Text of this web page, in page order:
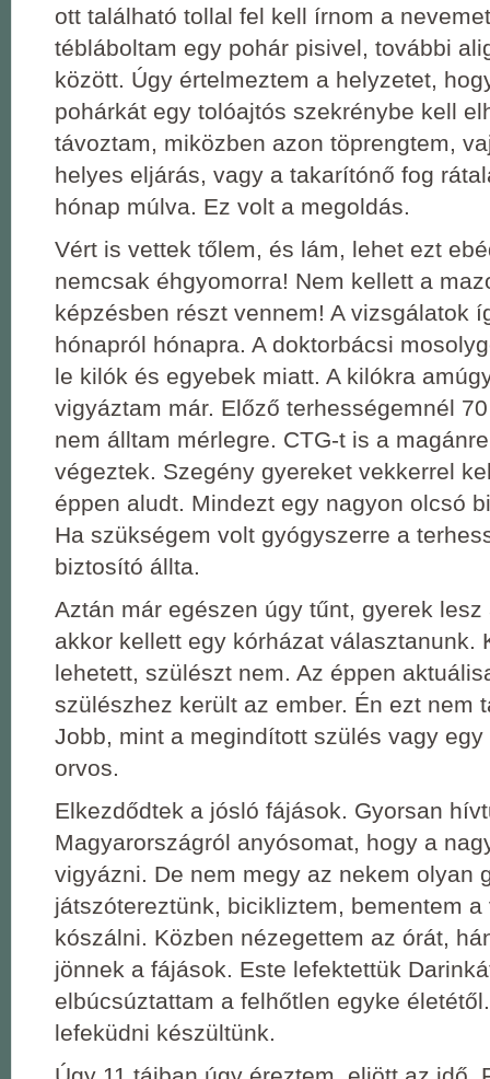
ott található tollal fel kell írnom a
tébláboltam egy pohár pisivel, további
között. Úgy értelmeztem a helyzetet,
pohárkát egy tolóajtós szekrénybe kell
távoztam, miközben azon töprengtem,
helyes eljárás, vagy a takarítónő fog
hónap múlva. Ez volt a megoldás.
Vért is vettek tőlem, és lám, lehet ezt
nemcsak éhgyomorra! Nem kellett a
képzésben részt vennem! A vizsgálatok
hónapról hónapra. A doktorbácsi
le kilók és egyebek miatt. A kilókra
vigyáztam már. Előző terhességemnél
nem álltam mérlegre. CTG-t is a
végeztek. Szegény gyereket vekkerrel
éppen aludt. Mindezt egy nagyon olcsó
Ha szükségem volt gyógyszerre a
biztosító állta.
Aztán már egészen úgy tűnt, gyerek
akkor kellett egy kórházat választanunk.
lehetett, szülészt nem. Az éppen
szülészhez került az ember. Én ezt nem
Jobb, mint a megindított szülés vagy egy
orvos.
Elkezdődtek a jósló fájások. Gyorsan
Magyarországról anyósomat, hogy a
vigyázni. De nem megy az nekem olyan
játszótereztünk, bicikliztem, bementem a
kószálni. Közben nézegettem az órát,
jönnek a fájások. Este lefektettük
elbúcsúztattam a felhőtlen egyke
lefeküdni készültünk.